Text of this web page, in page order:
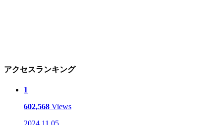
アクセスランキング
1
602,568 Views